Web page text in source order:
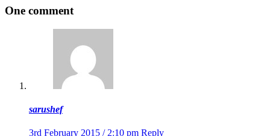
One comment
sarushef
3rd February 2015 / 2:10 pm Reply